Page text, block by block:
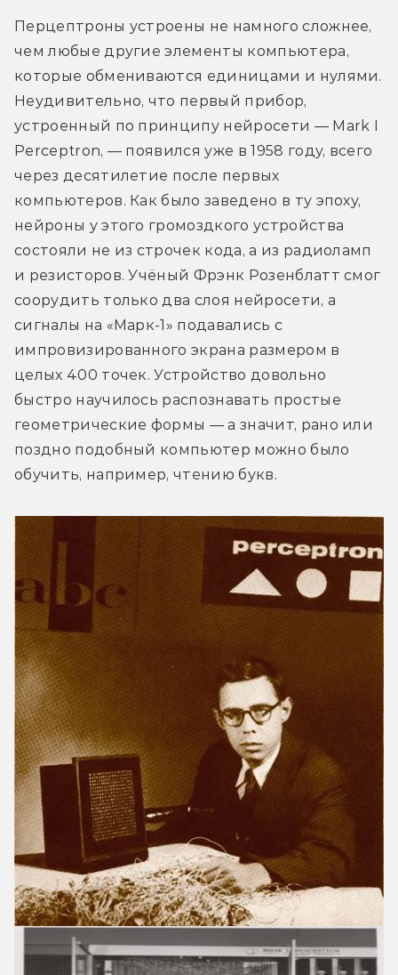
Перцептроны устроены не намного сложнее,
чем любые другие элементы компьютера,
которые обмениваются единицами и нулями.
Неудивительно, что первый прибор,
устроенный по принципу нейросети — Mark I
Perceptron, — появился уже в 1958 году, всего
через десятилетие после первых
компьютеров. Как было заведено в ту эпоху,
нейроны у этого громоздкого устройства
состояли не из строчек кода, а из радиоламп
и резисторов. Учёный Фрэнк Розенблатт смог
соорудить только два слоя нейросети, а
сигналы на «Марк-1» подавались с
импровизированного экрана размером в
целых 400 точек. Устройство довольно
быстро научилось распознавать простые
геометрические формы — а значит, рано или
поздно подобный компьютер можно было
обучить, например, чтению букв.